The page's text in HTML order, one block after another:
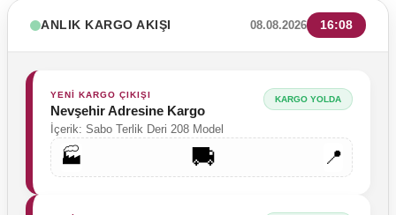
ANLIK KARGO AKIŞI 08.08.2026 16:08
YENİ KARGO ÇIKIŞI
Nevşehir Adresine Kargo
İçerik: Sabo Terlik Deri 208 Model
KARGO YOLDA
🏭 🚚 📍